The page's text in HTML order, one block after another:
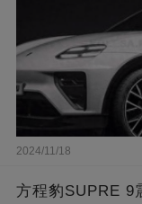
2024/11/18
方程豹SUPRE 9